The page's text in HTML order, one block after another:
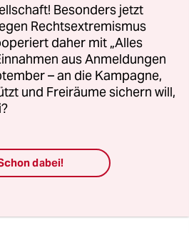
aber
bis zu
Besonders jetzt
Rechtsextremismus
daher mit „Alles
aus Anmeldungen
– an die Kampagne,
und Freiräume sichern will,
dabei!